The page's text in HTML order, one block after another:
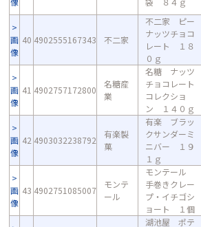
画
像
40 4902555167343 不二家
不二家 ピー
ナッツチョコ
レート １８
０ｇ
画
像
41 4902757172800
名糖産
業
名糖 ナッツ
チョコレート
コレクショ
ン １４０ｇ
画
像
42 4903032238792
有楽製
菓
有楽 ブラッ
クサンダーミ
ニバー １９
１ｇ
画
像
43 4902751085007
モンテ
ール
モンテール
手巻きクレー
プ・イチゴシ
ョート １個
湖池屋 ポテ